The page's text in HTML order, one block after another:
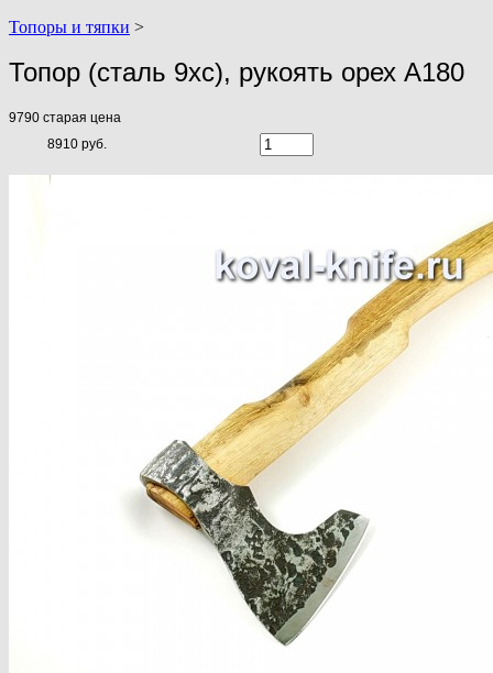
Топоры и тяпки >
Топор (сталь 9хс), рукоять орех A180
9790 старая цена
8910 руб.